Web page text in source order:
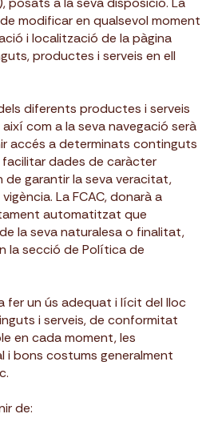
modificar en qualsevol moment
i localització de la pàgina
productes i serveis en ell
diferents productes i serveis
com a la seva navegació serà
accés a determinats continguts
facilitar dades de caràcter
de garantir la seva veracitat,
La FCAC, donarà a
automatitzat que
la seva naturalesa o finalitat,
la secció de Política de
fer un ús adequat i lícit del lloc
i serveis, de conformitat
en cada moment, les
i bons costums generalment
de: